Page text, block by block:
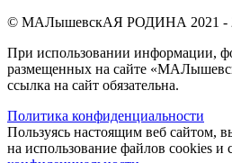
© МАЛышевскАЯ РОДИНА 2021 -
При использовании информации,
размещенных на сайте
ссылка на сайт обязательна.
Политика конфиденциальности
Пользуясь настоящим веб сайтом,
на использование файлов cookies и